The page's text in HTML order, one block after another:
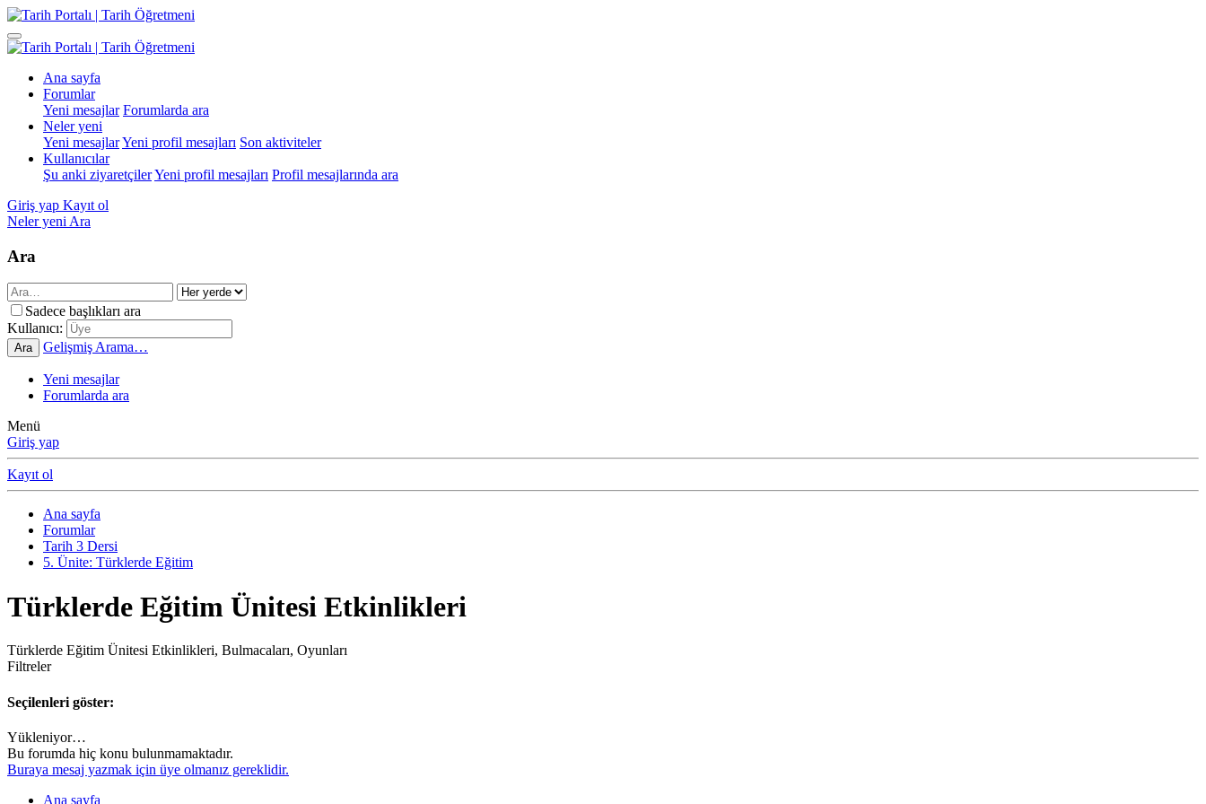
Ana sayfa
Forumlar
Yeni mesajlar Forumlarda ara
Neler yeni
Yeni mesajlarYeni profil mesajları Son aktiviteler
Kullanıcılar
Şu anki ziyaretçilerYeni profil mesajları Profil mesajlarında ara
Giriş yap Kayıt ol
Neler yeni Ara
Ara
Sadece başlıkları ara
Kullanıcı:
Ara Gelişmiş Arama…
Yeni mesajlar
Forumlarda ara
Menü
Giriş yap
Kayıt ol
Ana sayfa
Forumlar
Tarih 3 Dersi
5. Ünite: Türklerde Eğitim
Türklerde Eğitim Ünitesi Etkinlikleri
Türklerde Eğitim Ünitesi Etkinlikleri, Bulmacaları, Oyunları
Filtreler
Seçilenleri göster:
Yükleniyor…
Bu forumda hiç konu bulunmamaktadır.
Buraya mesaj yazmak için üye olmanız gereklidir.
Ana sayfa